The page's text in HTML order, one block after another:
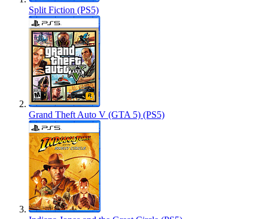
Split Fiction (PS5)
Grand Theft Auto V (GTA 5) (PS5)